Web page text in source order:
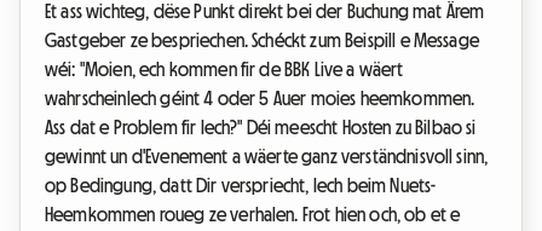
Et ass wichteg, dëse Punkt direkt bei der Buchung mat Ärem
Gastgeber ze bespriechen. Schéckt zum Beispill e Message
wéi: "Moien, ech kommen fir de BBK Live a wäert
wahrscheinlech géint 4 oder 5 Auer moies heemkommen.
Ass dat e Problem fir Iech?" Déi meescht Hosten zu Bilbao si
gewinnt un d'Evenement a wäerte ganz verständnisvoll sinn,
op Bedingung, datt Dir verspriecht, Iech beim Nuets-
Heemkommen roueg ze verhalen. Frot hien och, ob et e